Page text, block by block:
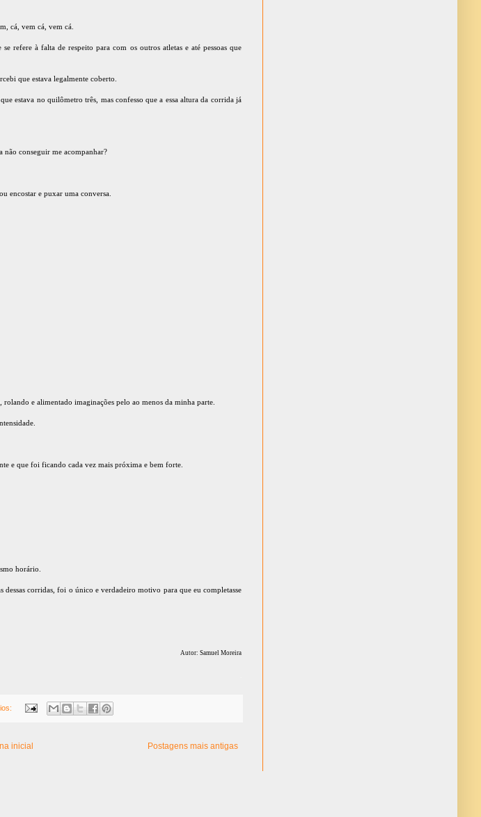
cá, vem cá, vem cá.
refere à falta de respeito para com os outros atletas e até pessoas que
que estava legalmente coberto.
estava no quilômetro três, mas confesso que a essa altura da corrida já
não conseguir me acompanhar?
encostar e puxar uma conversa.
e alimentado imaginações pelo ao menos da minha parte.
e que foi ficando cada vez mais próxima e bem forte.
horário.
dessas corridas, foi o único e verdadeiro motivo para que eu completasse
Autor: Samuel Moreira
Postagens mais antigas
inicial